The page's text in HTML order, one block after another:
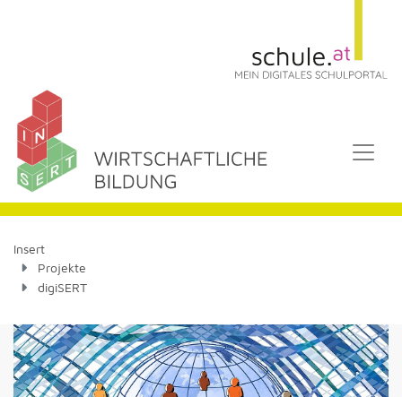
Insert
Projekte
digiSERT